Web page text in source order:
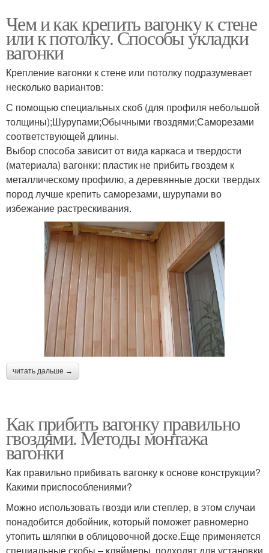
Чем и как крепить вагонку к стене
или к потолку. Способы укладки
вагонки
Крепление вагонки к стене или потолку подразумевает
несколько вариантов:
С помощью специальных скоб (для профиля небольшой
толщины);Шурупами;Обычными гвоздями;Саморезами
соответствующей длины.
Выбор способа зависит от вида каркаса и твердости
(материала) вагонки: пластик не прибить гвоздем к
металлическому профилю, а деревянные доски твердых
пород лучше крепить саморезами, шурупами во
избежание растрескивания.
читать дальше →
Как прибить вагонку правильно
гвоздями. Методы монтажа
вагонки
Как правильно прибивать вагонку к основе конструкции?
Какими приспособлениями?
Можно использовать гвозди или степлер, в этом случаи
понадобится добойник, который поможет равномерно
утопить шляпки в облицовочной доске.Еще применяется
специальные скобы – кляймеры, подходят для установки